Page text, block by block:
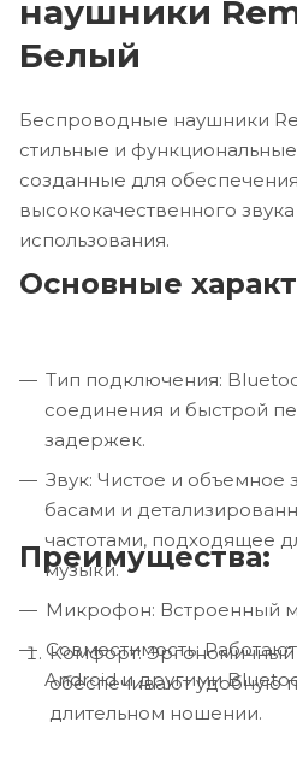
наушники
Белый
Беспроводные наушники
стильные и
созданные для обеспечения
высококачественного
использования.
Основные
Тип подключения:
соединения и быстрой
задержек.
Звук: Чистое и объемное
басами и
частотами, подходящее
музыки.
Микрофон: Встроенный
Совместимость:
Android и другими
Преимущества:
Комфорт: Эргономичный
обеспечивают удобную
длительном ношении.